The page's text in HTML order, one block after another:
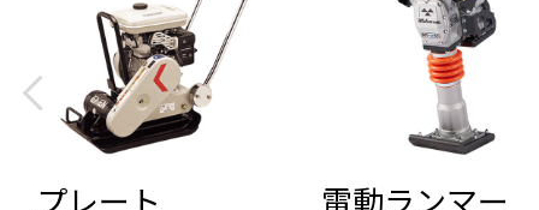
プレート 電動ランマー